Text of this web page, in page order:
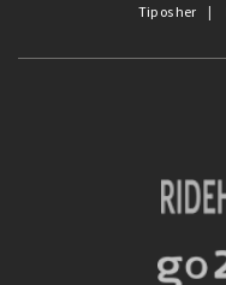
Tip os her |